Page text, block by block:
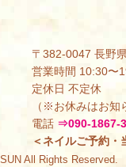
〒382-0047 長野
営業時間 10:30〜
定休日 不定休
（※お休みはお知
電話 ⇒090-1867-
＜ネイルご予約・
All Rights Reserved.